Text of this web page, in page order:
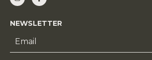
NEWSLETTER